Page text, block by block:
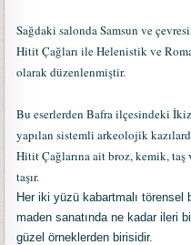
Sağdaki salonda Samsun ve
Hitit Çağları ile Helenistik ve
olarak düzenlenmiştir.
Bu eserlerden Bafra ilçesindeki
yapılan sistemli arkeolojik
Hitit Çağlarına ait broz, kemik, taş
taşır.
Her iki yüzü kabartmalı törensel
maden sanatında ne kadar ileri
güzel örneklerden birisidir.